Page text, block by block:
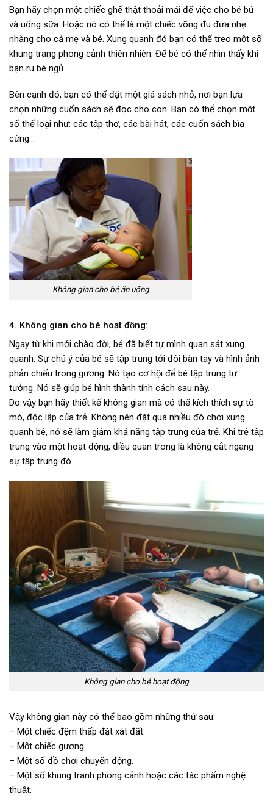
Bạn hãy chọn một chiếc ghế thật thoải mái để việc cho bé bú
và uống sữa. Hoặc nó có thể là một chiếc võng đu đưa nhẹ
nhàng cho cả mẹ và bé. Xung quanh đó bạn có thể treo một số
khung trang phong cảnh thiên nhiên. Để bé có thể nhìn thấy khi
bạn ru bé ngủ.
Bên cạnh đó, bạn có thể đặt một giá sách nhỏ, nơi bạn lựa
chọn những cuốn sách sẽ đọc cho con. Bạn có thể chọn một
số thể loại như: các tập thơ, các bài hát, các cuốn sách bìa
cứng…
Không gian cho bé ăn uống
4. Không gian cho bé hoạt động:
Ngay từ khi mới chào đời, bé đã biết tự mình quan sát xung
quanh. Sự chú ý của bé sẽ tập trung tới đôi bàn tay và hình ảnh
phản chiếu trong gương. Nó tạo cơ hội để bé tập trung tư
tưởng. Nó sẽ giúp bé hình thành tính cách sau này.
Do vậy bạn hãy thiết kế không gian mà có thể kích thích sự tò
mò, độc lập của trẻ. Không nên đặt quá nhiều đò chơi xung
quanh bé, nó sẽ làm giảm khả năng tập trung của trẻ. Khi trẻ tập
trung vào một hoạt động, điều quan trong là không cắt ngang
sự tập trung đó.
Không gian cho bé hoạt động
Vậy không gian này có thể bao gồm những thứ sau:
– Một chiếc đệm thấp đặt xát đất.
– Một chiếc gương.
– Một số đồ chơi chuyển động.
– Một số khung tranh phong cảnh hoặc các tác phẩm nghệ
thuật.